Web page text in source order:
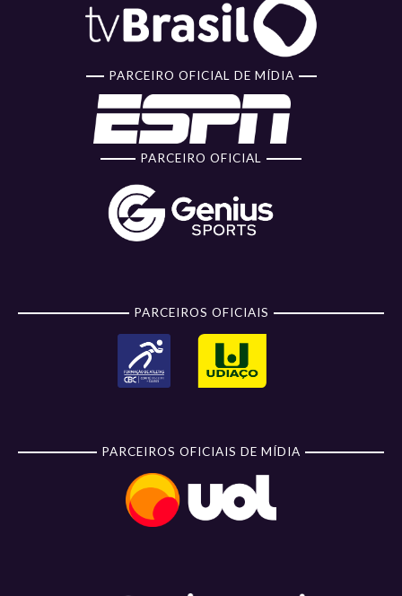
PARCEIRO OFICIAL DE MÍDIA
PARCEIRO OFICIAL
PARCEIROS OFICIAIS
PARCEIROS OFICIAIS DE MÍDIA